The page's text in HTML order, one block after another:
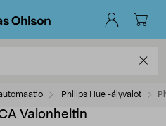
Philips Hue -älyvalot
Valonheitin